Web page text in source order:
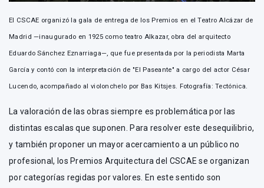
El CSCAE organizó la gala de entrega de los Premios en el Teatro Alcázar de
Madrid —inaugurado en 1925 como teatro Alkazar, obra del arquitecto
Eduardo Sánchez Eznarriaga—, que fue presentada por la periodista Marta
García y contó con la interpretación de "El Paseante" a cargo del actor César
Lucendo, acompañado al violonchelo por Bas Kitsjes. Fotografía: Tectónica.
La valoración de las obras siempre es problemática por las
distintas escalas que suponen. Para resolver este desequilibrio,
y también proponer un mayor acercamiento a un público no
profesional, los Premios Arquitectura del CSCAE se organizan
por categorías regidas por valores. En este sentido son